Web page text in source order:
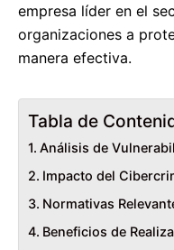
empresa líder en el
organizaciones a
manera efectiva.
Tabla de
Análisis de
Impacto del
Normativas
Beneficios de